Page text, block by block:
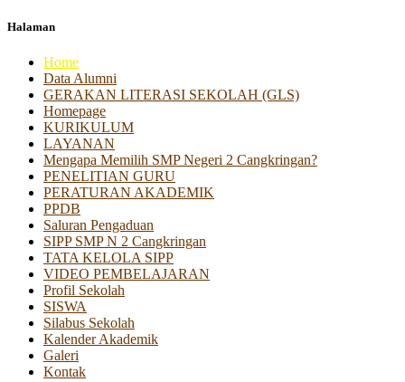
Halaman
Home
Data Alumni
GERAKAN LITERASI SEKOLAH (GLS)
Homepage
KURIKULUM
LAYANAN
Mengapa Memilih SMP Negeri 2 Cangkringan?
PENELITIAN GURU
PERATURAN AKADEMIK
PPDB
Saluran Pengaduan
SIPP SMP N 2 Cangkringan
TATA KELOLA SIPP
VIDEO PEMBELAJARAN
Profil Sekolah
SISWA
Silabus Sekolah
Kalender Akademik
Galeri
Kontak